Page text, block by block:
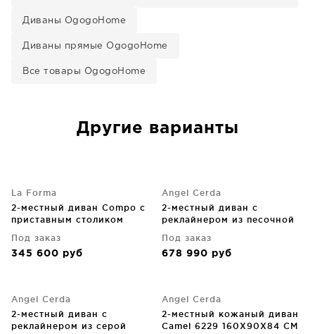
Диваны OgogoHome
Диваны прямые OgogoHome
Все товары OgogoHome
Другие варианты
La Forma
2-местный диван Compo с
приставным столиком
Под заказ
345 600 руб
Angel Cerda
2-местный диван с
реклайнером из песочной
Под заказ
678 990 руб
Angel Cerda
2-местный диван с
реклайнером из серой
Angel Cerda
2-местный кожаный диван
Camel 6229 160X90X84 CM